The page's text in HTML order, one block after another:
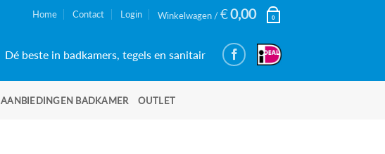
Home Contact Login Winkelwagen /€0,00 0
Dé beste in badkamers, tegels en sanitair
AANBIEDINGEN BADKAMER OUTLET